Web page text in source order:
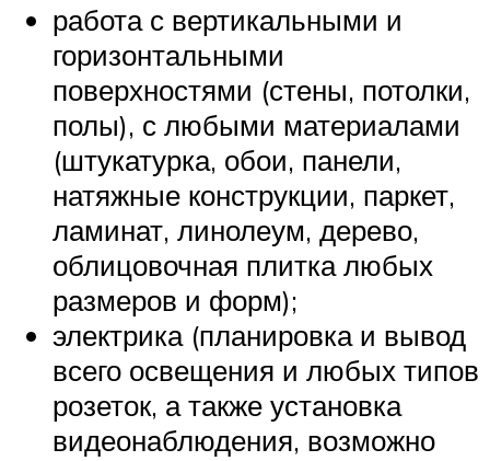
работа с вертикальными и
горизонтальными
поверхностями (стены, потолки,
полы), с любыми материалами
(штукатурка, обои, панели,
натяжные конструкции, паркет,
ламинат, линолеум, дерево,
облицовочная плитка любых
размеров и форм);
электрика (планировка и вывод
всего освещения и любых типов
розеток, а также установка
видеонаблюдения, возможно